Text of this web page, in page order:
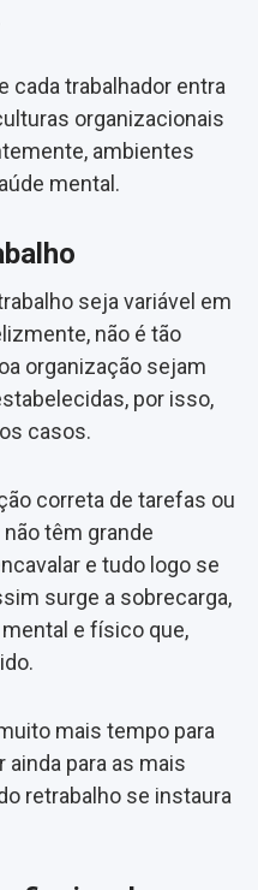
cada trabalhador entra
organizacionais
ambientes
mental.
seja variável em
não é tão
organização sejam
por isso,
casos.
correta de tarefas ou
têm grande
e tudo logo se
surge a sobrecarga,
e físico que,
mais tempo para
para as mais
retrabalho se instaura